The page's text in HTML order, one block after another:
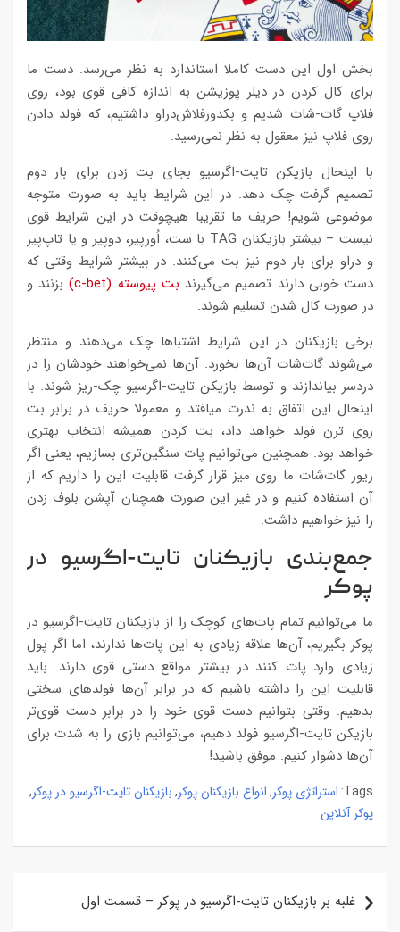
بخش اول این دست کاملا استاندارد به نظر می‌رسد. دست ما
برای کال کردن در دیلر پوزیشن به اندازه کافی قوی بود، روی
فلاپ گات-شات شدیم و بکدورفلاش‌دراو داشتیم، که فولد دادن
روی فلاپ نیز معقول به نظر نمی‌رسید.
با اینحال بازیکن تایت-اگرسیو بجای بت زدن برای بار دوم
تصمیم گرفت چک دهد. در این شرایط باید به صورت متوجه
موضوعی شویم! حریف ما تقریبا هیچوقت در این شرایط قوی
نیست – بیشتر بازیکنان TAG با ست، اُورپیر، دوپیر و یا تاپ‌پیر
و دراو برای بار دوم نیز بت می‌کنند. در بیشتر شرایط وقتی که
دست خوبی دارند تصمیم می‌گیرند بت پیوسته (c-bet)
بزنند و
در صورت کال شدن تسلیم شوند.
برخی بازیکنان در این شرایط اشتباها چک می‌دهند و منتظر
می‌شوند گات‌شات آن‌ها بخورد. آن‌ها نمی‌خواهند خودشان را در
دردسر بیاندازند و توسط بازیکن تایت-اگرسیو چک-ریز شوند. با
اینحال این اتفاق به ندرت میافتد و معمولا حریف در برابر بت
روی ترن فولد خواهد داد، بت کردن همیشه انتخاب بهتری
خواهد بود. همچنین می‌توانیم پات سنگین‌تری بسازیم، یعنی اگر
ریور گات‌شات ما روی میز قرار گرفت قابلیت این را داریم که از
آن استفاده کنیم و در غیر این صورت همچنان آپشن بلوف زدن
را نیز خواهیم داشت.
جمع‌بندی بازیکنان تایت-اگرسیو در
پوکر
ما می‌توانیم تمام پات‌های کوچک را از بازیکنان تایت-اگرسیو در
پوکر بگیریم، آن‌ها علاقه زیادی به این پات‌ها ندارند، اما اگر پول
زیادی وارد پات کنند در بیشتر مواقع دستی قوی دارند. باید
قابلیت این را داشته باشیم که در برابر آن‌ها فولدهای سختی
بدهیم. وقتی بتوانیم دست قوی خود را در برابر دست قوی‌تر
بازیکن تایت-اگرسیو فولد دهیم، می‌توانیم بازی را به شدت برای
آن‌ها دشوار کنیم. موفق باشید!
Tags: استراتژی پوکر, انواع بازیکنان پوکر, بازیکنان تایت-اگرسیو در پوکر,
پوکر آنلاین
نوشتهغلبه بر بازیکنان تایت-اگرسیو در پوکر – قسمت اول